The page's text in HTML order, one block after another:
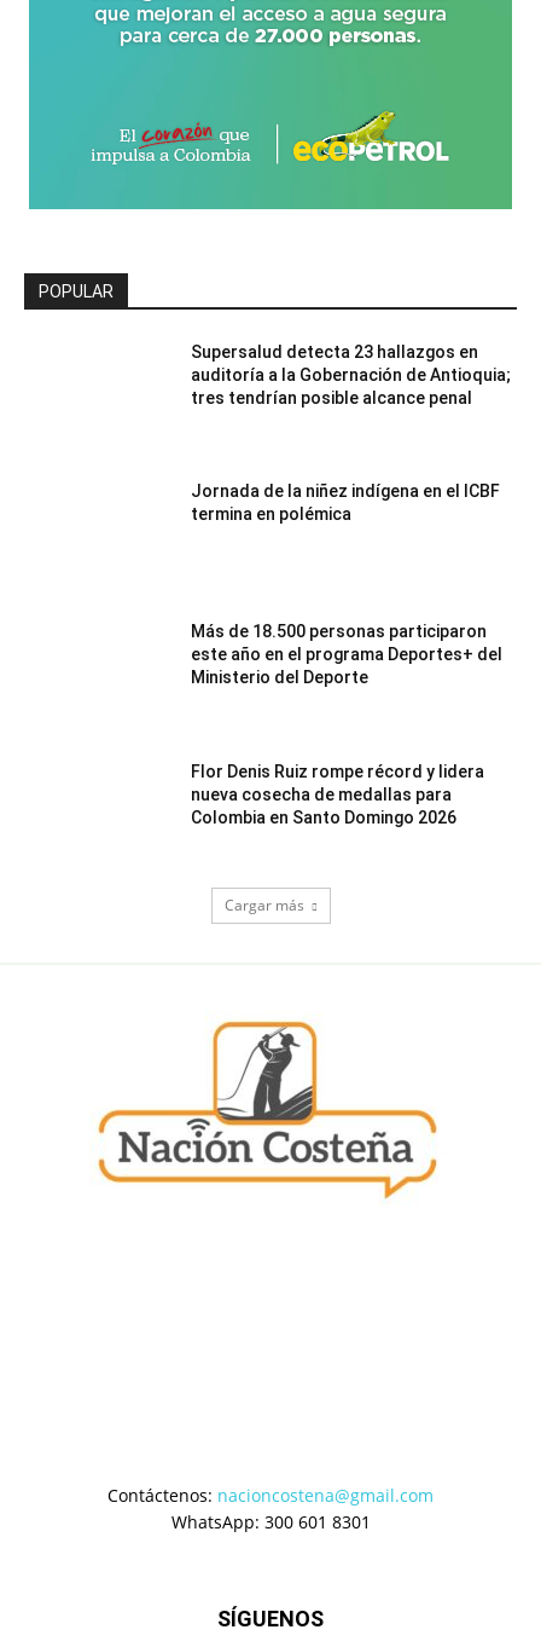
POPULAR
Supersalud detecta 23 hallazgos en
auditoría a la Gobernación de Antioquia;
tres tendrían posible alcance penal
Jornada de la niñez indígena en el ICBF
termina en polémica
Más de 18.500 personas participaron
este año en el programa Deportes+ del
Ministerio del Deporte
Flor Denis Ruiz rompe récord y lidera
nueva cosecha de medallas para
Colombia en Santo Domingo 2026
Cargar más
Contáctenos: nacioncostena@gmail.com
WhatsApp: 300 601 8301
SÍGUENOS